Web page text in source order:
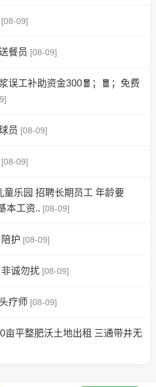
[08-09]
餐员 [08-09]
误工补助资金300🧧；🧧；免费
员 [08-09]
[08-09]
童乐园 招聘长期员工 年龄要
本工资.. [08-09]
护 [08-09]
诚勿扰 [08-09]
疗师 [08-09]
亩平整肥沃土地出租 三通带井无